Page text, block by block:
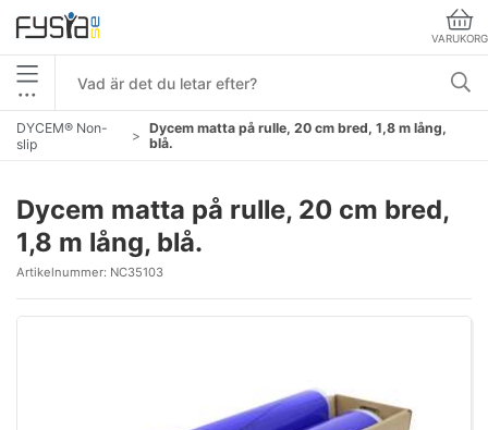
VARUKORG
•••
DYCEM® Non-
slip
Dycem matta på rulle, 20 cm bred, 1,8 m lång,
blå.
Dycem matta på rulle, 20 cm bred,
1,8 m lång, blå.
Artikelnummer: NC35103